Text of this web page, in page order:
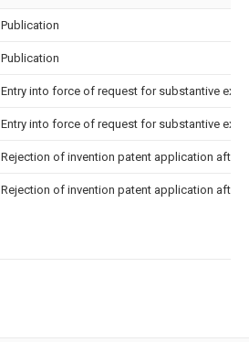
Publication
Publication
Entry into force of request for substantive
Entry into force of request for substantive
Rejection of invention patent application after
Rejection of invention patent application after